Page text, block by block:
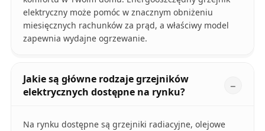
elektryczny może pomóc w znacznym obniżeniu
miesięcznych rachunków za prąd, a właściwy model
zapewnia wydajne ogrzewanie.
Jakie są główne rodzaje grzejników
elektrycznych dostępne na rynku?
Na rynku dostępne są grzejniki radiacyjne, olejowe